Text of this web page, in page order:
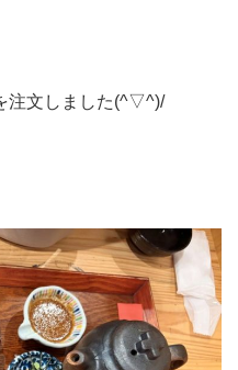
注文しました(^▽^)/